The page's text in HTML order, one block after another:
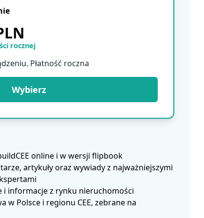
rocznej
Płatność roczna
Wybierz
online i w wersji flipbook
artykuły oraz wywiady z najważniejszymi
i informacje z rynku nieruchomości
w Polsce i regionu CEE, zebrane na